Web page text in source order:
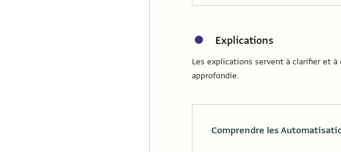
Explications
Les explications servent à clarifier et
approfondie.
Comprendre les